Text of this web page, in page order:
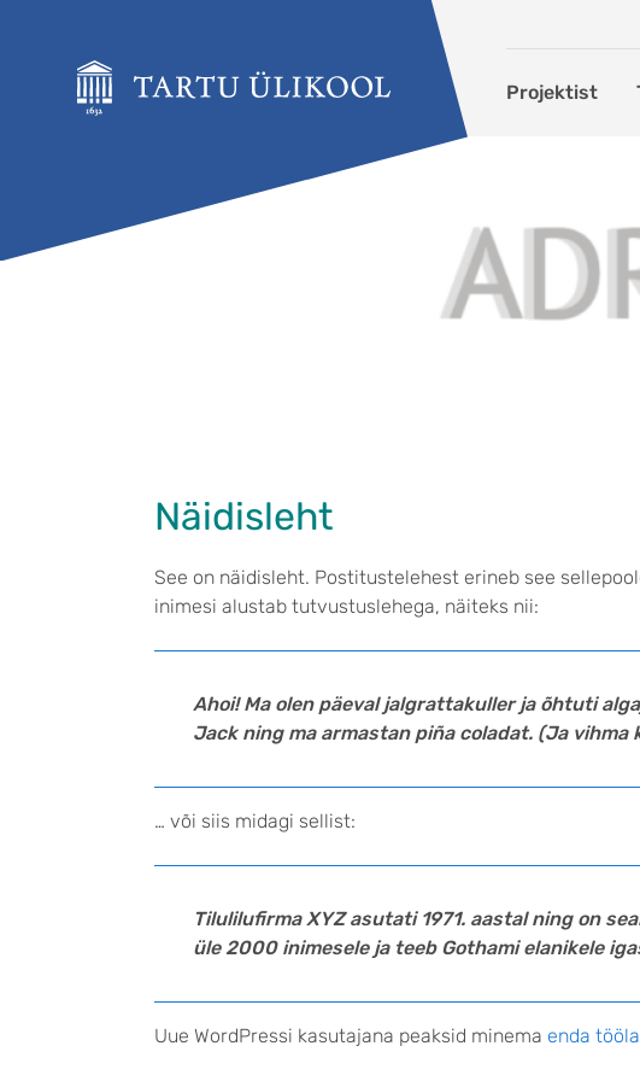
Projektist
Näidisleht
See on näidisleht. Postitustelehest erineb see
inimesi alustab tutvustuslehega, näiteks nii:
Ahoi! Ma olen päeval jalgrattakuller ja õhtuti
Jack ning ma armastan piña coladat. (Ja vihma
… või siis midagi sellist:
Tilulilufirma XYZ asutati 1971. aastal ning on
üle 2000 inimesele ja teeb Gothami elanikele
Uue WordPressi kasutajana peaksid minema enda